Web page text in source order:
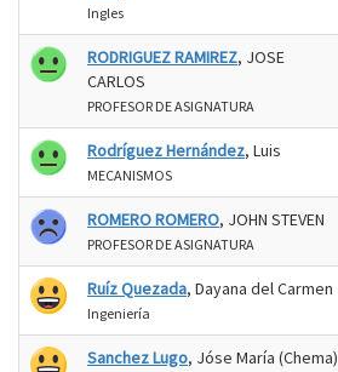
Ingles
RODRIGUEZ RAMIREZ, JOSE
CARLOS
PROFESOR DE ASIGNATURA
Rodríguez Hernández, Luis
MECANISMOS
ROMERO ROMERO, JOHN STEVEN
PROFESOR DE ASIGNATURA
Ruíz Quezada, Dayana del Carmen
Ingeniería
Sanchez Lugo, Jóse María (Chema)